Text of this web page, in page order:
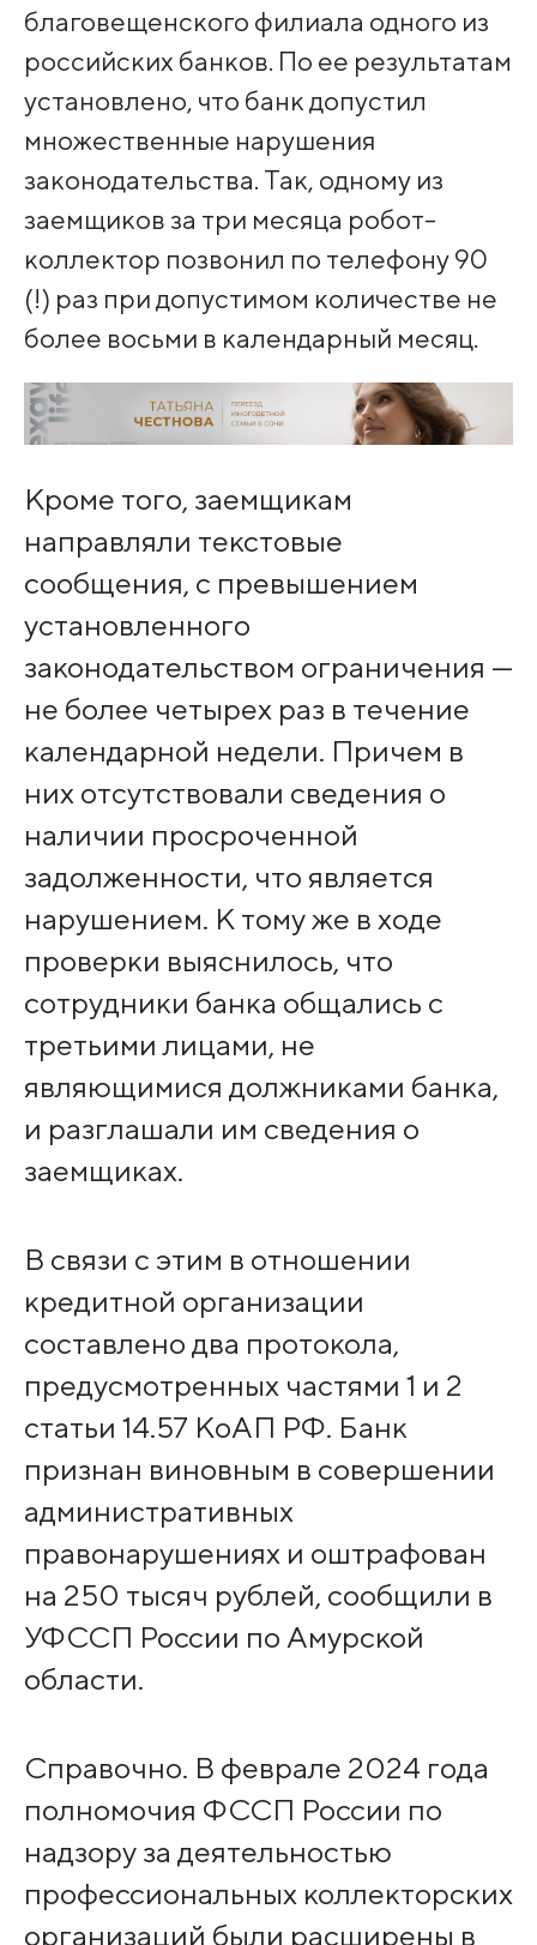
благовещенского филиала одного из
российских банков. По ее результатам
установлено, что банк допустил
множественные нарушения
законодательства. Так, одному из
заемщиков за три месяца робот-
коллектор позвонил по телефону 90
(!) раз при допустимом количестве не
более восьми в календарный месяц.
Кроме того, заемщикам
направляли текстовые
сообщения, с превышением
установленного
законодательством ограничения —
не более четырех раз в течение
календарной недели. Причем в
них отсутствовали сведения о
наличии просроченной
задолженности, что является
нарушением. К тому же в ходе
проверки выяснилось, что
сотрудники банка общались с
третьими лицами, не
являющимися должниками банка,
и разглашали им сведения о
заемщиках.
В связи с этим в отношении
кредитной организации
составлено два протокола,
предусмотренных частями 1 и 2
статьи 14.57 КоАП РФ. Банк
признан виновным в совершении
административных
правонарушениях и оштрафован
на 250 тысяч рублей, сообщили в
УФССП России по Амурской
области.
Справочно. В феврале 2024 года
полномочия ФССП России по
надзору за деятельностью
профессиональных коллекторских
организаций были расширены в